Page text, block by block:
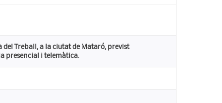
Treball, a la ciutat de Mataró, previst
presencial i telemàtica.